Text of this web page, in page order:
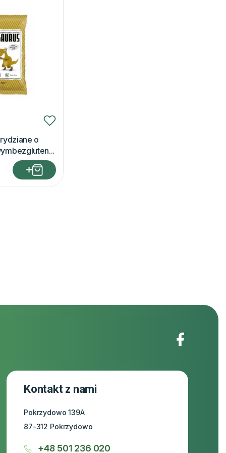
o
Kontakt z nami
Pokrzydowo 139A
87-312 Pokrzydowo
+48 501 236 020